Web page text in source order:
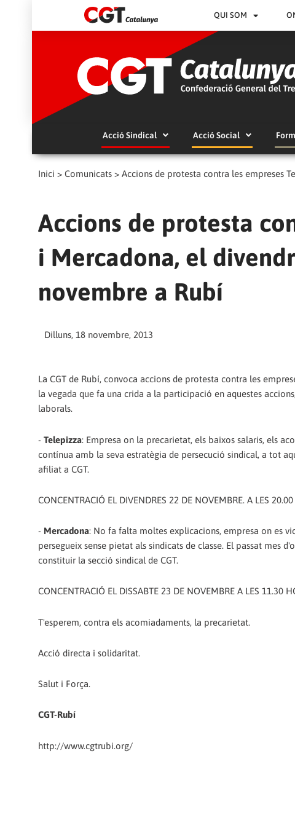
QUI SOM
Acció Sindical Acció Social
Inici > Comunicats > Accions de protesta contra les empreses
Accions de protesta
i Mercadona, el
novembre a Rubí
Dilluns, 18 novembre, 2013
La CGT de Rubí, convoca accions de protesta contra les
la vegada que fa una crida a la participació en aquestes
laborals.
- Telepizza: Empresa on la precarietat, els baixos salaris, els
contínua amb la seva estratègia de persecució sindical, a tot
afiliat a CGT.
CONCENTRACIÓ EL DIVENDRES 22 DE NOVEMBRE. A LES
- Mercadona: No fa falta moltes explicacions, empresa on es
persegueix sense pietat als sindicats de classe. El passat mes
constituir la secció sindical de CGT.
CONCENTRACIÓ EL DISSABTE 23 DE NOVEMBRE A LES 11.30
T'esperem, contra els acomiadaments, la precarietat.
Acció directa i solidaritat.
Salut i Força.
CGT-Rubí
http://www.cgtrubi.org/